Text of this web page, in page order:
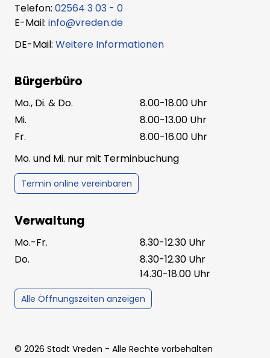
Telefon: 02564 3 03 - 0
E-Mail: info@vreden.de
DE-Mail: Weitere Informationen
Bürgerbüro
Mo., Di. & Do.
8.00-18.00 Uhr
Mi.
8.00-13.00 Uhr
Fr.
8.00-16.00 Uhr
Mo. und Mi. nur mit Terminbuchung
Termin online vereinbaren
Verwaltung
Mo.-Fr.
8.30-12.30 Uhr
Do.
8.30-12.30 Uhr
14.30-18.00 Uhr
Alle Öffnungszeiten anzeigen
© 2026 Stadt Vreden - Alle Rechte vorbehalten